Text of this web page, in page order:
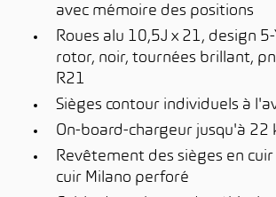
avec mémoire des positions
Roues alu 10,5J x 21, design
rotor, noir, tournées brillant,
R21
Sièges contour individuels à
On-board-chargeur jusqu'à 22
Revêtement des sièges en
cuir Milano perforé